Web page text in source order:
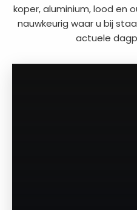
koper, aluminium, lood en
nauwkeurig waar u bij
actuele